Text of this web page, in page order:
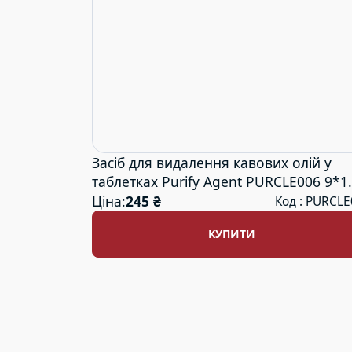
Засіб для видалення кавових олій у
таблетках Purify Agent PURCLE006
Coffee Cleaner
Ціна:245 ₴ Код :
КУПИТИ